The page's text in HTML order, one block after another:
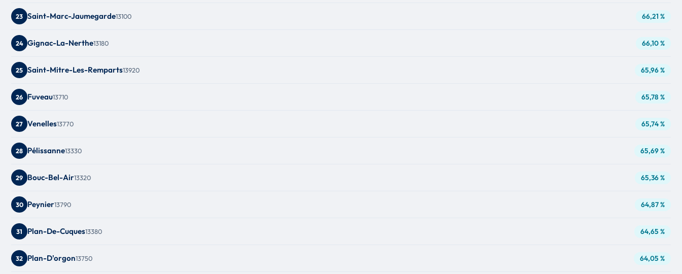
23 Saint-Marc-Jaumegarde13100 66,21 %
24 Gignac-La-Nerthe13180 66,10 %
25 Saint-Mitre-Les-Remparts13920 65,96 %
26 Fuveau13710 65,78 %
27 Venelles13770 65,74 %
28 Pélissanne13330 65,69 %
29 Bouc-Bel-Air13320 65,36 %
30 Peynier13790 64,87 %
31 Plan-De-Cuques13380 64,65 %
32 Plan-D'orgon13750 64,05 %